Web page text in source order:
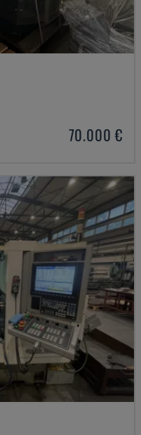
70.000 €